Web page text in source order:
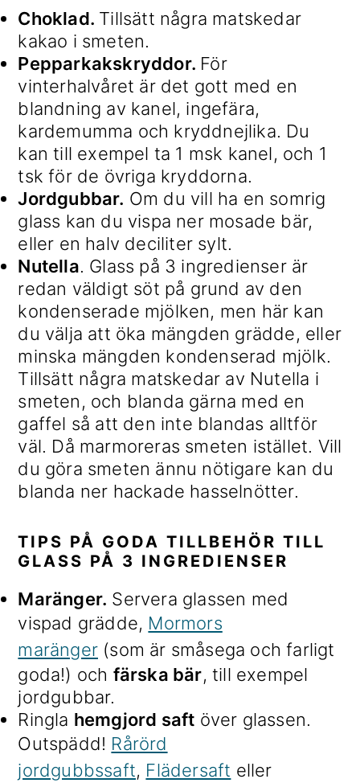
Choklad. Tillsätt några matskedar
kakao i smeten.
Pepparkakskryddor. För
vinterhalvåret är det gott med en
blandning av kanel, ingefära,
kardemumma och kryddnejlika. Du
kan till exempel ta 1 msk kanel, och 1
tsk för de övriga kryddorna.
Jordgubbar. Om du vill ha en somrig
glass kan du vispa ner mosade bär,
eller en halv deciliter sylt.
Nutella. Glass på 3 ingredienser är
redan väldigt söt på grund av den
kondenserade mjölken, men här kan
du välja att öka mängden grädde, eller
minska mängden kondenserad mjölk.
Tillsätt några matskedar av Nutella i
smeten, och blanda gärna med en
gaffel så att den inte blandas alltför
väl. Då marmoreras smeten istället. Vill
du göra smeten ännu nötigare kan du
blanda ner hackade hasselnötter.
TIPS PÅ GODA TILLBEHÖR TILL
GLASS PÅ 3 INGREDIENSER
Maränger. Servera glassen med
vispad grädde, Mormors
maränger (som är småsega och farligt
goda!) och färska bär, till exempel
jordgubbar.
Ringla hemgjord saft över glassen.
Outspädd! Rårörd
jordgubbssaft, Flädersaft eller